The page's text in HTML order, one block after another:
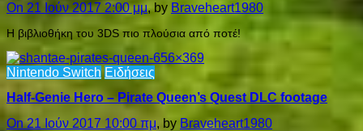
On 21 Ιούν 2017 2:00 μμ, by Braveheart1980
H βιβλιοθήκη του 3DS πιο πλούσια από ποτέ!
Nintendo Switch Ειδήσεις
Half-Genie Hero – Pirate Queen’s Quest DLC footage
On 21 Ιούν 2017 10:00 πμ, by Braveheart1980